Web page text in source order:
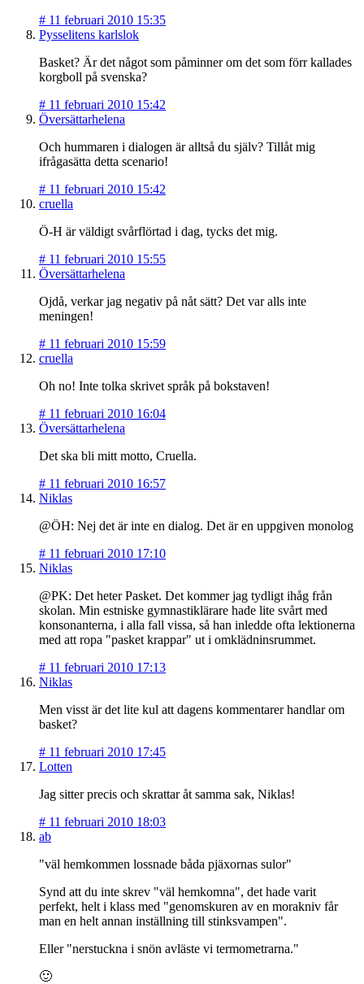
# 11 februari 2010 15:35
Pysselitens karlslok
Basket? Är det något som påminner om det som förr kallades
korgboll på svenska?
# 11 februari 2010 15:42
Översättarhelena
Och hummaren i dialogen är alltså du själv? Tillåt mig
ifrågasätta detta scenario!
# 11 februari 2010 15:42
cruella
Ö-H är väldigt svårflörtad i dag, tycks det mig.
# 11 februari 2010 15:55
Översättarhelena
Ojdå, verkar jag negativ på nåt sätt? Det var alls inte
meningen!
# 11 februari 2010 15:59
cruella
Oh no! Inte tolka skrivet språk på bokstaven!
# 11 februari 2010 16:04
Översättarhelena
Det ska bli mitt motto, Cruella.
# 11 februari 2010 16:57
Niklas
@ÖH: Nej det är inte en dialog. Det är en uppgiven monolog
# 11 februari 2010 17:10
Niklas
@PK: Det heter Pasket. Det kommer jag tydligt ihåg från
skolan. Min estniske gymnastiklärare hade lite svårt med
konsonanterna, i alla fall vissa, så han inledde ofta lektionerna
med att ropa "pasket krappar" ut i omklädninsrummet.
# 11 februari 2010 17:13
Niklas
Men visst är det lite kul att dagens kommentarer handlar om
basket?
# 11 februari 2010 17:45
Lotten
Jag sitter precis och skrattar åt samma sak, Niklas!
# 11 februari 2010 18:03
ab
"väl hemkommen lossnade båda pjäxornas sulor"
Synd att du inte skrev "väl hemkomna", det hade varit
perfekt, helt i klass med "genomskuren av en morakniv får
man en helt annan inställning till stinksvampen".
Eller "nerstuckna i snön avläste vi termometrarna."
🙂